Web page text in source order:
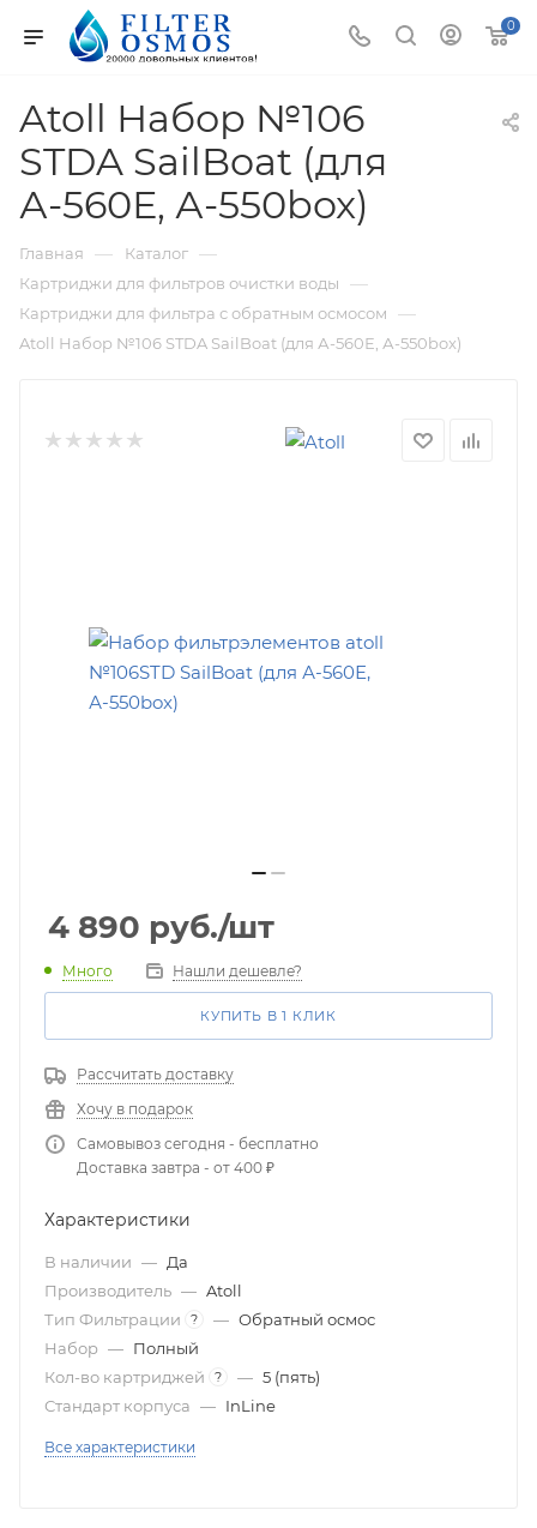
0
Atoll Набор №106
STDA SailBoat (для
А-560Е, А-550box)
Главная — Каталог —
Картриджи для фильтров очистки воды —
Картриджи для фильтра с обратным осмосом —
Atoll Набор №106 STDA SailBoat (для А-560Е, А-550box)
4 890 руб./шт
Много Нашли дешевле?
КУПИТЬ В 1 КЛИК
Рассчитать доставку
Хочу в подарок
Самовывоз сегодня - бесплатно
Доставка завтра - от 400 ₽
Характеристики
В наличии — Да
Производитель — Atoll
Тип Фильтрации
? — Обратный осмос
Набор — Полный
Кол-во картриджей
? — 5 (пять)
Стандарт корпуса — InLine
Все характеристики